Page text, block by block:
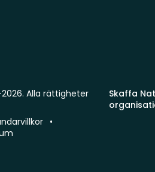
Skaffa
Alla rättigheter